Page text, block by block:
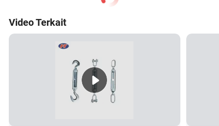
bisnis
Pabrikan, Perdagangan
ISO9001,CE,BV,SGS
Spesifikasi dan tanda khusus dapat
dibuat sesuai dengan persyaratan
Video Terkait